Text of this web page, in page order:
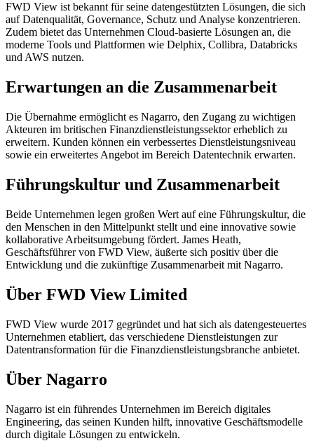
FWD View ist bekannt für seine datengestützten Lösungen, die sich
auf Datenqualität, Governance, Schutz und Analyse konzentrieren.
Zudem bietet das Unternehmen Cloud-basierte Lösungen an, die
moderne Tools und Plattformen wie Delphix, Collibra, Databricks
und AWS nutzen.
Erwartungen an die Zusammenarbeit
Die Übernahme ermöglicht es Nagarro, den Zugang zu wichtigen
Akteuren im britischen Finanzdienstleistungssektor erheblich zu
erweitern. Kunden können ein verbessertes Dienstleistungsniveau
sowie ein erweitertes Angebot im Bereich Datentechnik erwarten.
Führungskultur und Zusammenarbeit
Beide Unternehmen legen großen Wert auf eine Führungskultur, die
den Menschen in den Mittelpunkt stellt und eine innovative sowie
kollaborative Arbeitsumgebung fördert. James Heath,
Geschäftsführer von FWD View, äußerte sich positiv über die
Entwicklung und die zukünftige Zusammenarbeit mit Nagarro.
Über FWD View Limited
FWD View wurde 2017 gegründet und hat sich als datengesteuertes
Unternehmen etabliert, das verschiedene Dienstleistungen zur
Datentransformation für die Finanzdienstleistungsbranche anbietet.
Über Nagarro
Nagarro ist ein führendes Unternehmen im Bereich digitales
Engineering, das seinen Kunden hilft, innovative Geschäftsmodelle
durch digitale Lösungen zu entwickeln.